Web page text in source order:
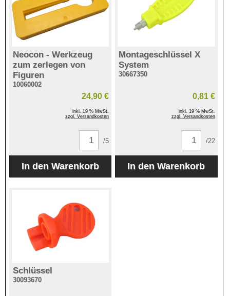
Neocon - Werkzeug
zum zerlegen von
Figuren
10060002
24,90 €
inkl. 19 % MwSt.
zzgl. Versandkosten
/5
Montageschlüssel X
System
30667350
0,81 €
inkl. 19 % MwSt.
zzgl. Versandkosten
/22
Schlüssel
30093670